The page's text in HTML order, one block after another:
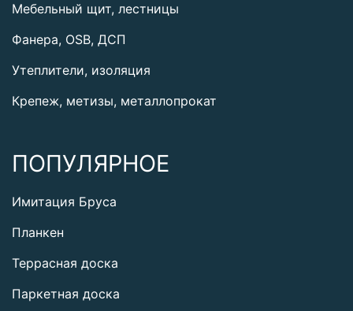
Мебельный щит, лестницы
Фанера, OSB, ДСП
Утеплители, изоляция
Крепеж, метизы, металлопрокат
ПОПУЛЯРНОЕ
Имитация Бруса
Планкен
Террасная доска
Паркетная доска